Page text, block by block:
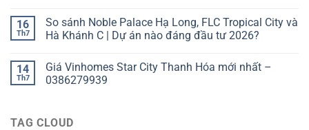
16
Th7
So sánh Noble Palace Hạ Long, FLC Tropical City và
Hà Khánh C | Dự án nào đáng đầu tư 2026?
14
Th7
Giá Vinhomes Star City Thanh Hóa mới nhất –
0386279939
TAG CLOUD